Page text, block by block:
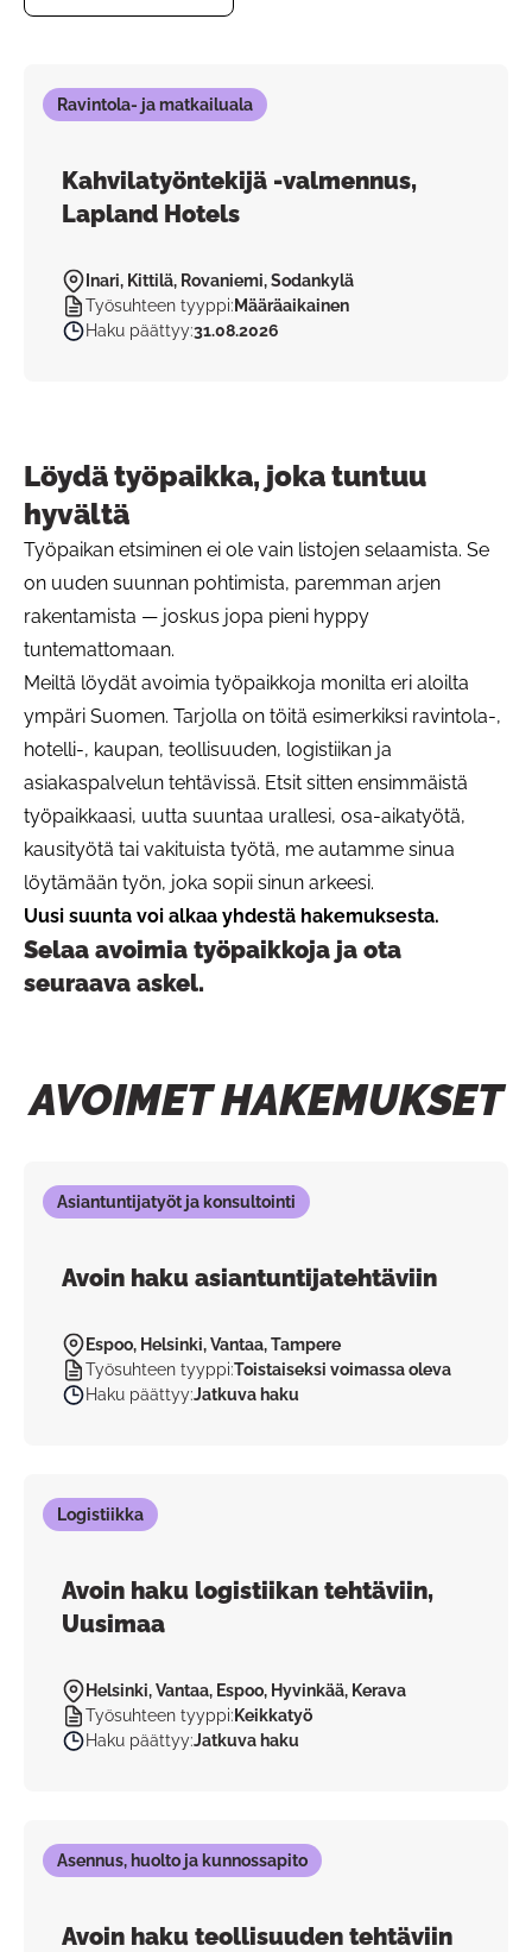
Ravintola- ja matkailuala
Kahvilatyöntekijä -valmennus,
Lapland Hotels
Inari, Kittilä, Rovaniemi, Sodankylä
Työsuhteen tyyppi: Määräaikainen
Haku päättyy:31.08.2026
Löydä työpaikka, joka tuntuu
hyvältä
Työpaikan etsiminen ei ole vain listojen selaamista. Se
on uuden suunnan pohtimista, paremman arjen
rakentamista — joskus jopa pieni hyppy
tuntemattomaan.
Meiltä löydät avoimia työpaikkoja monilta eri aloilta
ympäri Suomen. Tarjolla on töitä esimerkiksi ravintola-,
hotelli-, kaupan, teollisuuden, logistiikan ja
asiakaspalvelun tehtävissä. Etsit sitten ensimmäistä
työpaikkaasi, uutta suuntaa urallesi, osa-aikatyötä,
kausityötä tai vakituista työtä, me autamme sinua
löytämään työn, joka sopii sinun arkeesi.
Uusi suunta voi alkaa yhdestä hakemuksesta.
Selaa avoimia työpaikkoja ja ota
seuraava askel.
AVOIMET HAKEMUKSET
Asiantuntijatyöt ja konsultointi
Avoin haku asiantuntijatehtäviin
Espoo, Helsinki, Vantaa, Tampere
Työsuhteen tyyppi:Toistaiseksi voimassa oleva
Haku päättyy:Jatkuva haku
Logistiikka
Avoin haku logistiikan tehtäviin,
Uusimaa
Helsinki, Vantaa, Espoo, Hyvinkää, Kerava
Työsuhteen tyyppi: Keikkatyö
Haku päättyy:Jatkuva haku
Asennus, huolto ja kunnossapito
Avoin haku teollisuuden tehtäviin